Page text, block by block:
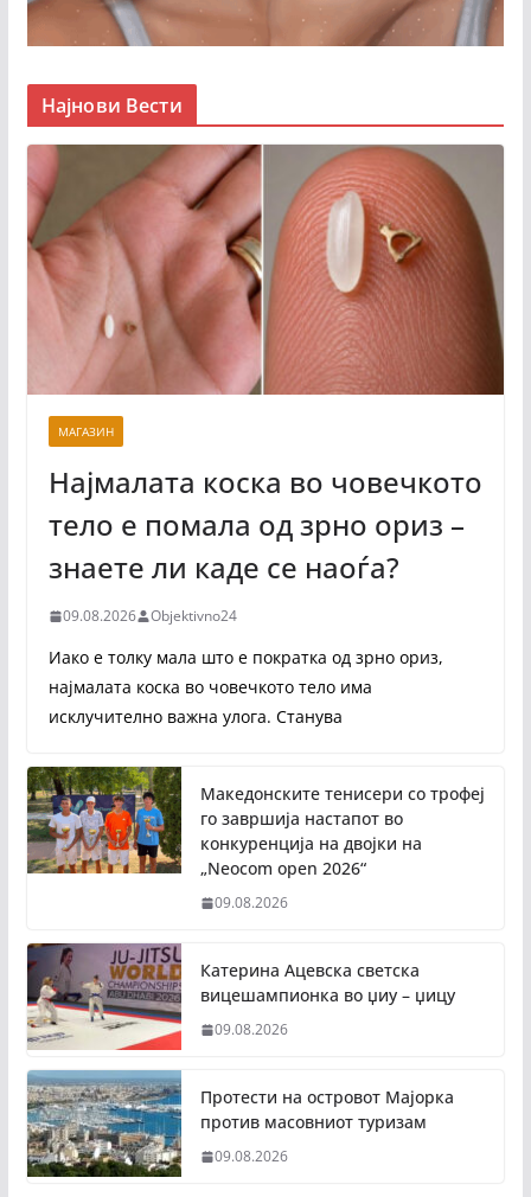
Најнови Вести
МАГАЗИН
Најмалата коска во човечкото
тело е помала од зрно ориз –
знаете ли каде се наоѓа?
09.08.2026 Objektivno24
Иако е толку мала што е пократка од зрно ориз,
најмалата коска во човечкото тело има
исклучително важна улога. Станува
Македонските тенисери со трофеј
го завршија настапот во
конкуренција на двојки на
„Neocom open 2026“
09.08.2026
Катерина Ацевска светска
вицешампионка во џиу – џицу
09.08.2026
Протести на островот Мајорка
против масовниот туризам
09.08.2026